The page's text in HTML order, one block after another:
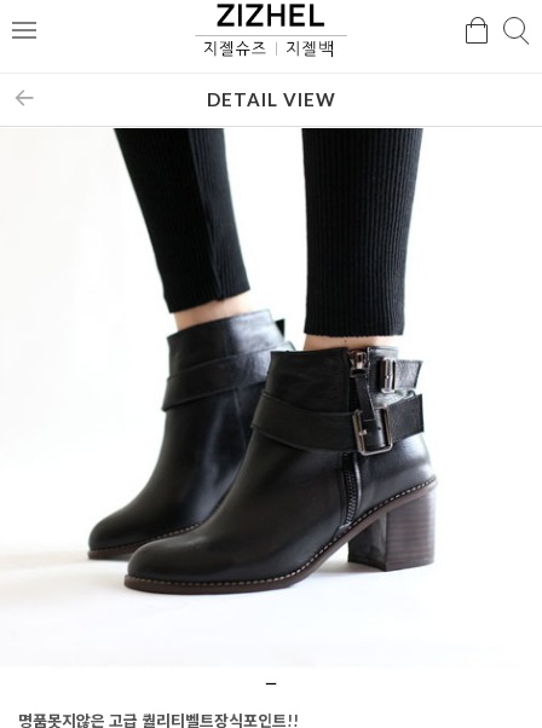
메
검
DETAIL VIEW
명품못지않은 고급 퀄리티벨트장식포인트!!